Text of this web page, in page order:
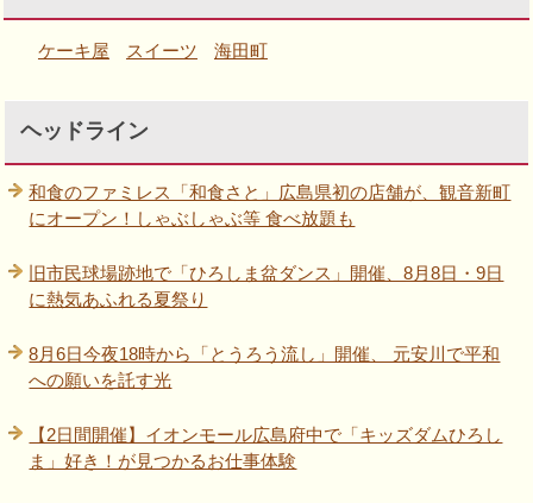
ケーキ屋 スイーツ 海田町
ヘッドライン
和食のファミレス「和食さと」広島県初の店舗が、観音新町
にオープン！しゃぶしゃぶ等 食べ放題も
旧市民球場跡地で「ひろしま盆ダンス」開催、8月8日・9日
に熱気あふれる夏祭り
8月6日今夜18時から「とうろう流し」開催、 元安川で平和
への願いを託す光
【2日間開催】イオンモール広島府中で「キッズダムひろし
ま」好き！が見つかるお仕事体験